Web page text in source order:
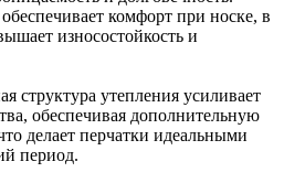
комфорт при носке, в
износостойкость и
структура утепления усиливает
обеспечивая дополнительную
делает перчатки идеальными
период.